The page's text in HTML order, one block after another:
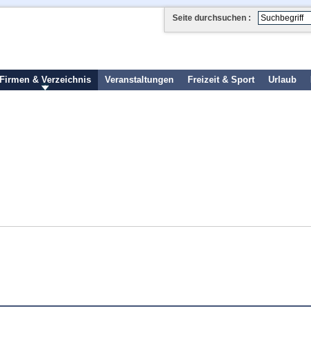
Seite durchsuchen :
Firmen & Verzeichnis Veranstaltungen Freizeit & Sport Urlaub